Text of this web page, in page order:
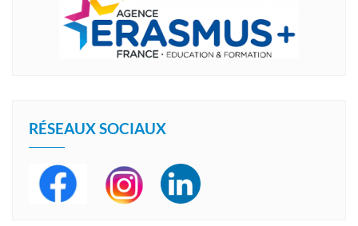
RÉSEAUX SOCIAUX